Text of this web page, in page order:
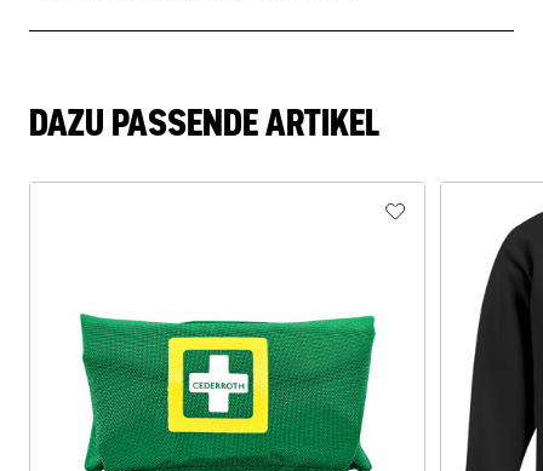
DAZU PASSENDE ARTIKEL